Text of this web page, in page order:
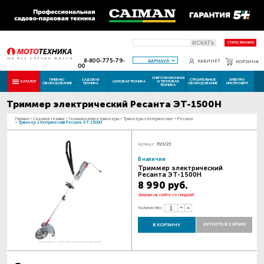
ИСКАТЬ СТАТУС РЕМОНТА
8-800-775-79-
00
БАРНАУЛ КАБИНЕТ КОРЗИНА
КАТАЛОГ ПНЕВМО
ОБОРУДОВАНИЕ
САДОВАЯ
ТЕХНИКА СИЛОВАЯ ТЕХНИКА
СНЕГОУБОРОЧНАЯ
И ТЕПЛОВАЯ
ТЕХНИКА
СТРОИТЕЛЬНОЕ
ОБОРУДОВАНИЕ
ЭЛЕКТРО
ИНСТРУМЕНТ
Триммер электрический Ресанта ЭТ-1500Н
Главная - Садовая техника - Газонокосилки и триммеры - Триммеры электрические - Ресанта
- Триммер электрический Ресанта ЭТ-1500Н
Наведите для увеличения картинки
Артикул: 70/1/23
В наличии
Триммер электрический
Ресанта ЭТ-1500Н
8 990 руб.
Закажи на сайте со скидкой
Количество:
В КОРЗИНУ КУПИТЬ В 1 КЛИК